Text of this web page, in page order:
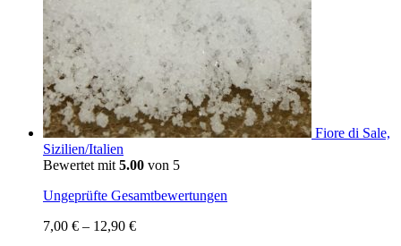
Fiore di Sale,
Sizilien/Italien
Bewertet mit 5.00 von 5
Ungeprüfte Gesamtbewertungen
7,00 € – 12,90 €